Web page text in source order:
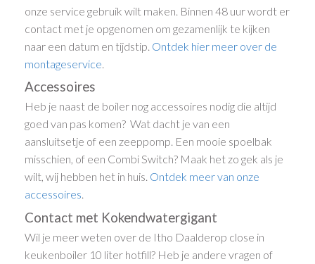
onze service gebruik wilt maken. Binnen 48 uur wordt er
contact met je opgenomen om gezamenlijk te kijken
naar een datum en tijdstip. Ontdek hier meer over de
montageservice
Accessoires
Heb je naast de boiler nog accessoires nodig die altijd
goed van pas komen? Wat dacht je van een
aansluitsetje of een zeeppomp. Een mooie spoelbak
misschien, of een Combi Switch? Maak het zo gek als je
wilt, wij hebben het in huis. Ontdek meer van onze
accessoires.
Contact met Kokendwatergigant
Wil je meer weten over de Itho Daalderop close in
keukenboiler 10 liter hotfill? Heb je andere vragen of